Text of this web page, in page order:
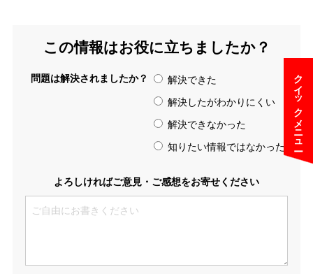
クイックメニュー
この情報はお役に立ちましたか？
問題は解決されましたか？
解決できた
解決したがわかりにくい
解決できなかった
知りたい情報ではなかった
よろしければご意見・ご感想をお寄せください